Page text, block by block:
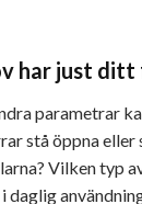
har just
parametrar
stå öppna
Vilken typ